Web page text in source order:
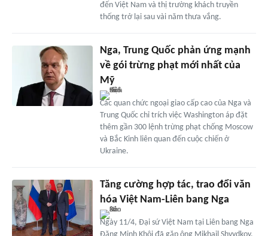
đến Việt Nam và thị trường khách truyền
thống trở lại sau vài năm thưa vắng.
Nga, Trung Quốc phản ứng mạnh
về gói trừng phạt mới nhất của
Mỹ
Các quan chức ngoại giao cấp cao của Nga và
Trung Quốc chỉ trích việc Washington áp đặt
thêm gần 300 lệnh trừng phạt chống Moscow
và Bắc Kinh liên quan đến cuộc chiến ở
Ukraine.
Tăng cường hợp tác, trao đổi văn
hóa Việt Nam-Liên bang Nga
Ngày 11/4, Đại sứ Việt Nam tại Liên bang Nga